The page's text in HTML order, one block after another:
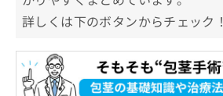
詳しくは下のボタンからチェック！